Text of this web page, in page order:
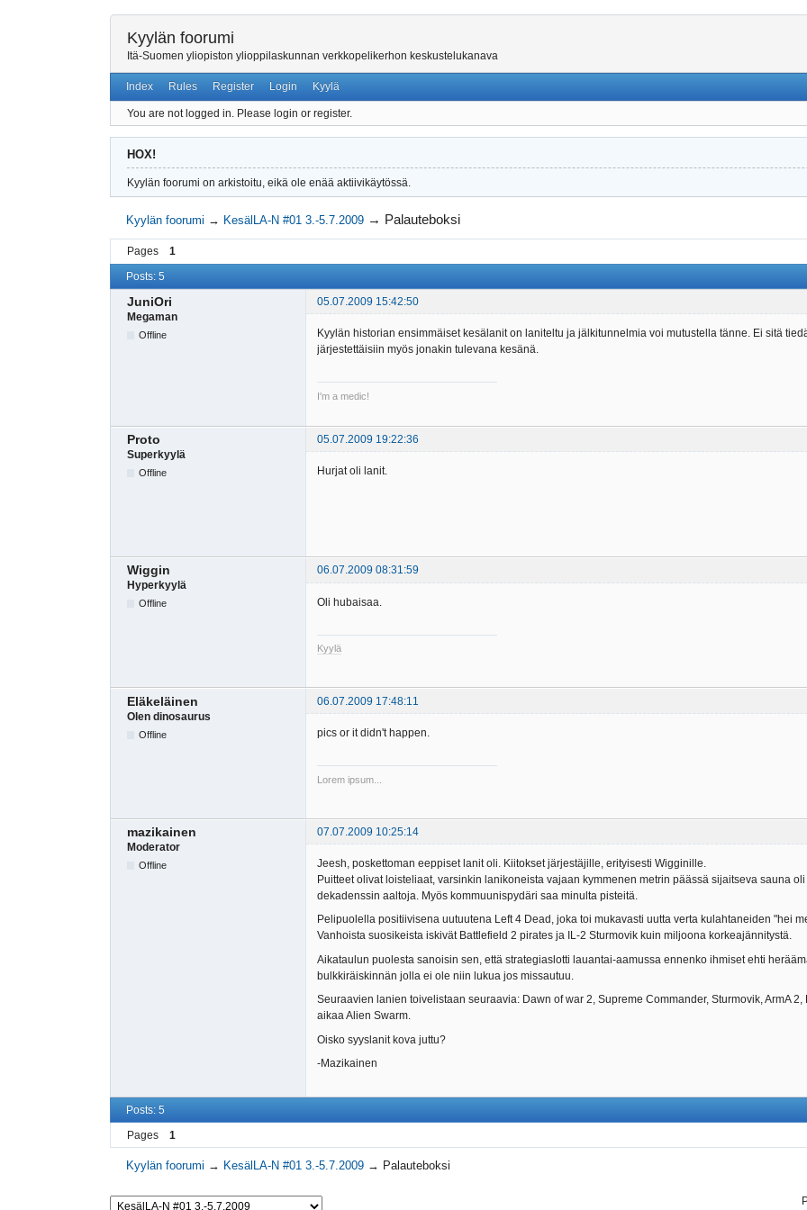
Kyylän foorumi
Itä-Suomen yliopiston ylioppilaskunnan verkkopelikerhon keskustelukanava
Index Rules Register Login Kyylä
You are not logged in. Please login or register.
HOX!
Kyylän foorumi on arkistoitu, eikä ole enää aktiivikäytössä.
Kyylän foorumi → KesälLA-N #01 3.-5.7.2009 → Palauteboksi
Pages 1
Posts: 5
JuniOri
05.07.2009 15:42:50
Megaman
Offline
Kyylän historian ensimmäiset kesälanit on laniteltu ja jälkitunnelmia voi mutustella tänne. Ei sitä
järjestettäisiin myös jonakin tulevana kesänä.
I'm a medic!
Proto
05.07.2009 19:22:36
Superkyylä
Offline Hurjat oli lanit.
Wiggin
06.07.2009 08:31:59
Hyperkyylä
Offline Oli hubaisaa.
Kyylä
Eläkeläinen
06.07.2009 17:48:11
Olen dinosaurus
Offline pics or it didn't happen.
Lorem ipsum...
mazikainen
07.07.2009 10:25:14
Moderator
Offline
Jeesh, poskettoman eeppiset lanit oli. Kiitokset järjestäjille, erityisesti Wigginille.
Puitteet olivat loisteliaat, varsinkin lanikoneista vajaan kymmenen metrin päässä sijaitseva sauna
dekadenssin aaltoja. Myös kommuunispydäri saa minulta pisteitä.
Pelipuolella positiivisena uutuutena Left 4 Dead, joka toi mukavasti uutta verta kulahtaneiden "hei
Vanhoista suosikeista iskivät Battlefield 2 pirates ja IL-2 Sturmovik kuin miljoona korkeajännitystä.
Aikataulun puolesta sanoisin sen, että strategiaslotti lauantai-aamussa ennenko ihmiset ehti
bulkkiräiskinnän jolla ei ole niin lukua jos missautuu.
Seuraavien lanien toivelistaan seuraavia: Dawn of war 2, Supreme Commander, Sturmovik, ArmA
aikaa Alien Swarm.
Oisko syyslanit kova juttu?
-Mazikainen
Posts: 5
Pages
1
Kyylän foorumi → KesälLA-N #01 3.-5.7.2009 → Palauteboksi